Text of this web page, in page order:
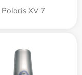
Polaris XV 7